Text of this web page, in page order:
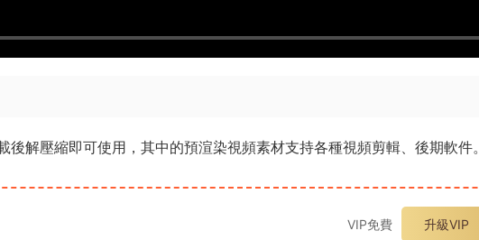
後解壓縮即可使用，其中的預渲染視頻素材支持各種視頻剪輯、後期軟件。
VIP免費 升級VIP